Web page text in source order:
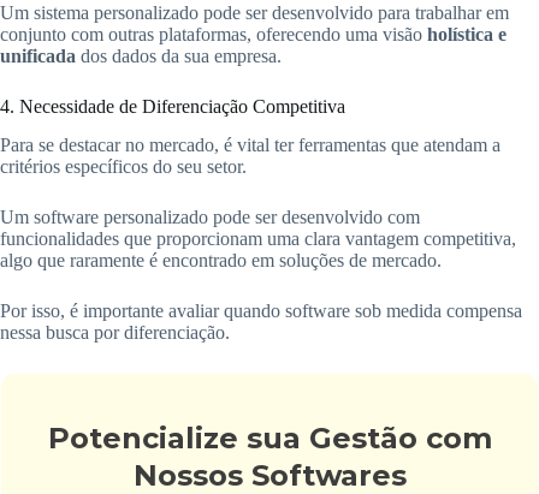
Um sistema personalizado pode ser desenvolvido para trabalhar em
conjunto com outras plataformas, oferecendo uma visão holística e
unificada dos dados da sua empresa.
4. Necessidade de Diferenciação Competitiva
Para se destacar no mercado, é vital ter ferramentas que atendam a
critérios específicos do seu setor.
Um software personalizado pode ser desenvolvido com
funcionalidades que proporcionam uma clara vantagem competitiva,
algo que raramente é encontrado em soluções de mercado.
Por isso, é importante avaliar quando software sob medida compensa
nessa busca por diferenciação.
Potencialize sua Gestão com
Nossos Softwares